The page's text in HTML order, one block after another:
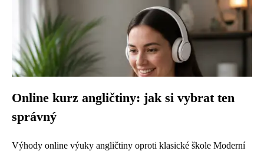
Online kurz angličtiny: jak si vybrat ten
správný
Výhody online výuky angličtiny oproti klasické škole Moderní